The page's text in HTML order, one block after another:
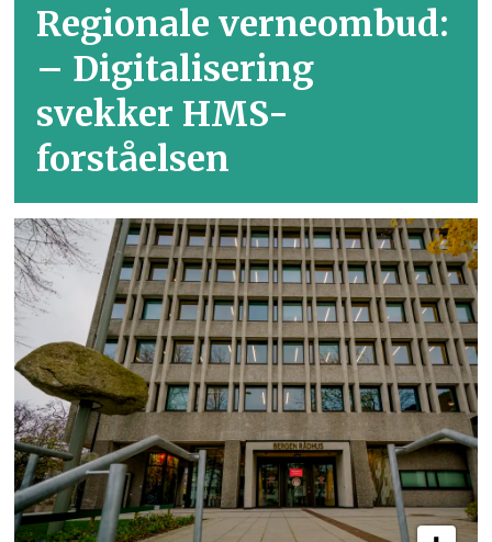
Regionale verneombud:
– Digitalisering
svekker HMS-
forståelsen